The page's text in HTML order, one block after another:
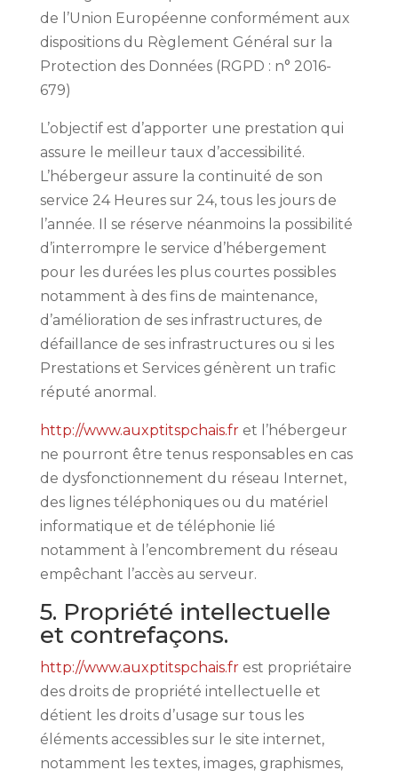
de l’Union Européenne conformément aux
dispositions du Règlement Général sur la
Protection des Données (RGPD : n° 2016-
679)
L’objectif est d’apporter une prestation qui
assure le meilleur taux d’accessibilité.
L’hébergeur assure la continuité de son
service 24 Heures sur 24, tous les jours de
l’année. Il se réserve néanmoins la possibilité
d’interrompre le service d’hébergement
pour les durées les plus courtes possibles
notamment à des fins de maintenance,
d’amélioration de ses infrastructures, de
défaillance de ses infrastructures ou si les
Prestations et Services génèrent un trafic
réputé anormal.
http://www.auxptitspchais.fret l’hébergeur
ne pourront être tenus responsables en cas
de dysfonctionnement du réseau Internet,
des lignes téléphoniques ou du matériel
informatique et de téléphonie lié
notamment à l’encombrement du réseau
empêchant l’accès au serveur.
5. Propriété intellectuelle
et contrefaçons.
http://www.auxptitspchais.frest propriétaire
des droits de propriété intellectuelle et
détient les droits d’usage sur tous les
éléments accessibles sur le site internet,
notamment les textes, images, graphismes,